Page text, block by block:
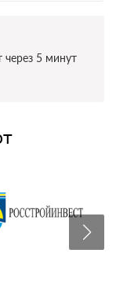
через 5 минут